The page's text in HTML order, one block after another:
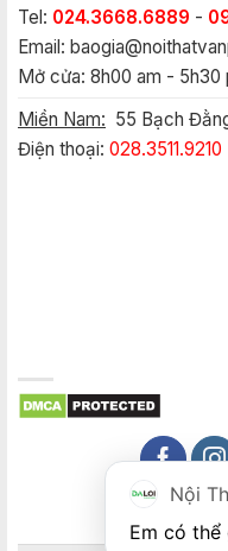
Tel: 024.3668.6889 -
Email:
Mở cửa: 8h00 am - 5h30
Miền Nam: 55 Bạch
Điện thoại: 028.3511.9210
Nội